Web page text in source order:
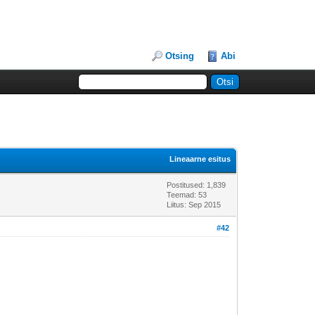
Otsing Abi
Lineaarne esitus
Postitused: 1,839
Teemad: 53
Liitus: Sep 2015
#42